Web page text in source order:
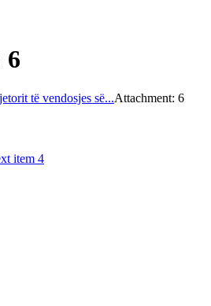
6
të vendosjes së...Attachment: 6
item 4